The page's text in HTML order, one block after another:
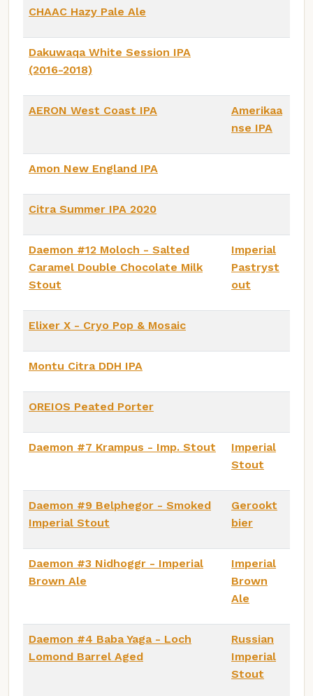
CHAAC Hazy Pale Ale
Dakuwaqa White Session IPA
(2016-2018)
AERON West Coast IPA
Amerikaa
nse IPA
Amon New England IPA
Citra Summer IPA 2020
Daemon #12 Moloch - Salted
Caramel Double Chocolate Milk
Stout
Imperial
Pastryst
out
Elixer X - Cryo Pop & Mosaic
Montu Citra DDH IPA
OREIOS Peated Porter
Daemon #7 Krampus - Imp. Stout
Imperial
Stout
Daemon #9 Belphegor - Smoked
Imperial Stout
Gerookt
bier
Daemon #3 Nidhoggr - Imperial
Brown Ale
Imperial
Brown
Ale
Daemon #4 Baba Yaga - Loch
Lomond Barrel Aged
Russian
Imperial
Stout